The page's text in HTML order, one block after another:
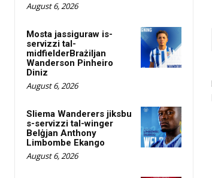
August 6, 2026
Mosta jassiguraw is-
servizzi tal-
midfielderBrażiljan
Wanderson Pinheiro
Diniz
August 6, 2026
Sliema Wanderers jiksbu
s-servizzi tal-winger
Belġjan Anthony
Limbombe Ekango
August 6, 2026